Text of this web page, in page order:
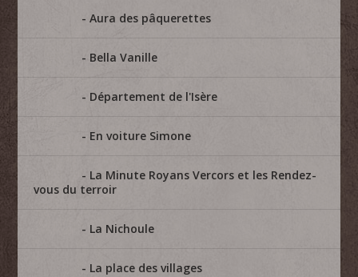
Aura des pâquerettes
Bella Vanille
Département de l'Isère
En voiture Simone
La Minute Royans Vercors et les Rendez-
vous du terroir
La Nichoule
La place des villages